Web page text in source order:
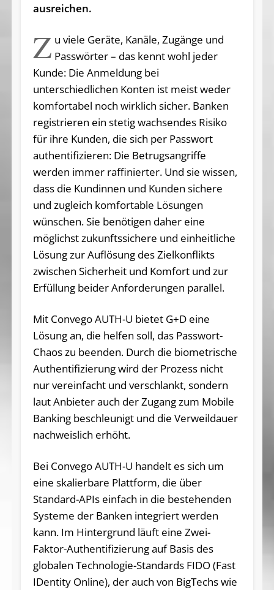
ausreichen.
Z u viele Geräte, Kanäle, Zugänge und
Passwörter – das kennt wohl jeder
Kunde: Die Anmeldung bei
unterschiedlichen Konten ist meist weder
komfortabel noch wirklich sicher. Banken
registrieren ein stetig wachsendes Risiko
für ihre Kunden, die sich per Passwort
authentifizieren: Die Betrugsangriffe
werden immer raffinierter. Und sie wissen,
dass die Kundinnen und Kunden sichere
und zugleich komfortable Lösungen
wünschen. Sie benötigen daher eine
möglichst zukunftssichere und einheitliche
Lösung zur Auflösung des Zielkonflikts
zwischen Sicherheit und Komfort und zur
Erfüllung beider Anforderungen parallel.
Mit Convego AUTH-U bietet G+D eine
Lösung an, die helfen soll, das Passwort-
Chaos zu beenden. Durch die biometrische
Authentifizierung wird der Prozess nicht
nur vereinfacht und verschlankt, sondern
laut Anbieter auch der Zugang zum Mobile
Banking beschleunigt und die Verweildauer
nachweislich erhöht.
Bei Convego AUTH-U handelt es sich um
eine skalierbare Plattform, die über
Standard-APIs einfach in die bestehenden
Systeme der Banken integriert werden
kann. Im Hintergrund läuft eine Zwei-
Faktor-Authentifizierung auf Basis des
globalen Technologie-Standards FIDO (Fast
IDentity Online), der auch von BigTechs wie